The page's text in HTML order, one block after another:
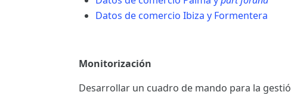
Datos de comercio Ibiza y Formentera
Monitorización
Desarrollar un cuadro de mando para la